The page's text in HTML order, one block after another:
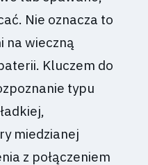
Nie oznacza to
na wieczną
Kluczem do
typu
miedzianej
z połączeniem